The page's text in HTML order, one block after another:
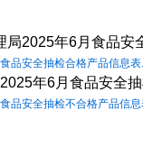
局2025年6月食品安
品安全抽检合格产品信息
年6月食品安全
品安全抽检不合格产品信